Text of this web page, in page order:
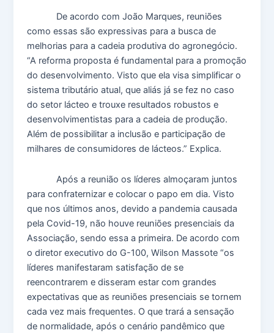
De acordo com João Marques, reuniões
como essas são expressivas para a busca de
melhorias para a cadeia produtiva do agronegócio.
“A reforma proposta é fundamental para a promoção
do desenvolvimento. Visto que ela visa simplificar o
sistema tributário atual, que aliás já se fez no caso
do setor lácteo e trouxe resultados robustos e
desenvolvimentistas para a cadeia de produção.
Além de possibilitar a inclusão e participação de
milhares de consumidores de lácteos.” Explica.
Após a reunião os líderes almoçaram juntos
para confraternizar e colocar o papo em dia. Visto
que nos últimos anos, devido a pandemia causada
pela Covid-19, não houve reuniões presenciais da
Associação, sendo essa a primeira. De acordo com
o diretor executivo do G-100, Wilson Massote “os
líderes manifestaram satisfação de se
reencontrarem e disseram estar com grandes
expectativas que as reuniões presenciais se tornem
cada vez mais frequentes. O que trará a sensação
de normalidade, após o cenário pandêmico que